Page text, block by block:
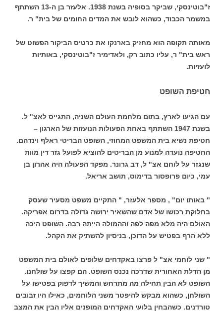
ז"בוטינסקי, שביקר בסופיה בשנת 1938. אלעזר בן ה-13 השתתף
במשמר הכבוד, כשהוא לובש את המדים החומים של בית" ר.
מאותה תקופה הוא מחזיק בארנקו את כרטיס הביקור הפשוט של
ראש בית" ר, עליו כתוב רק, ולאדימיר ז"בוטינסקי, באותיות
לועזיות.
חטיפת השופט
עם הגיעו לארץ, בתום מלחמת העולם השניה, התגייס לאצ" ל.
בשנת 1947 השתתף באחת הפעולות הנועזות של הארגון –
חטיפת נשיא בית המשפט המחוזי, השופט הבריטי ראלף וינדהם.
החטיפה נועדה למנוע מן הבריטים להוציא לפועל גזר דין מוות
שנגזר על לוחם אצ" ל, דב גרונר. מפקד הפעולה היה אהרון בן
עמי, כיום פרופסור בדימוס, תושב אריאל.
" באותו יום" , מספר אלעזר, " התקיים משפט מסעיר שעסק
בחלוקת רכושו של אדם שהשאיר ירושה גדולה בדרום אפריקה.
האולם היה מלא מפה לפה וההמולה הייתה רבה. השופט היכה
ללא הרף בפטיש על הדוכן, בניסיון להשתיק את הקהל.
" שני לוחמי אצ" ל פרצו באקדחים שלופים לאולם בית המשפט
מן הדלת האחורית שדרכה נכנס השופט. הם קפצו על שולחנו.
השופט לא הבין תחילה מה מתרחש והמשיך לדפוק בפטישו על
השולחן, כשהוא מבקש להיפטר משני הלוחמים, כאילו היו זבובים
טורדנים. כשהבחין בלועי האקדחים המופנים אליו הבין את המצב